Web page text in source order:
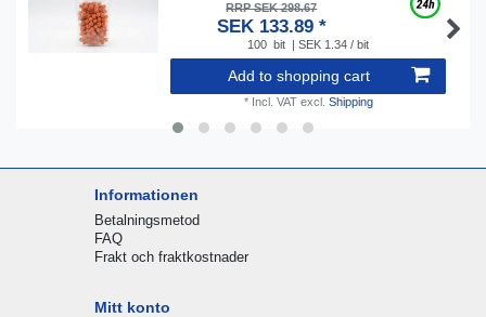
RRP SEK 298.67
SEK 133.89 *
100 bit | SEK 1.34 / bit
Add to shopping cart
* Incl. VATexcl. Shipping
Informationen
Betalningsmetod
FAQ
Frakt och fraktkostnader
Mitt konto